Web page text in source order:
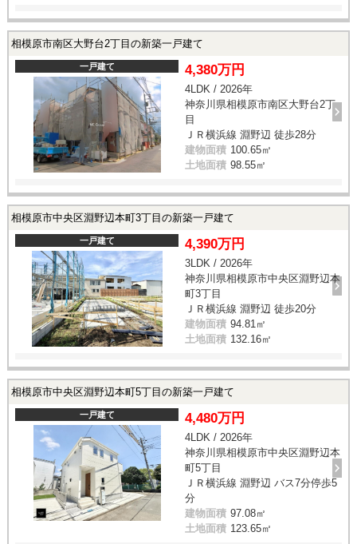
相模原市南区大野台2丁目の新築一戸建て
一戸建て 4,380万円
4LDK / 2026年
神奈川県相模原市南区大野台2丁
目
ＪＲ横浜線 淵野辺 徒歩28分
建物面積 100.65㎡
土地面積 98.55㎡
相模原市中央区淵野辺本町3丁目の新築一戸建て
一戸建て 4,390万円
3LDK / 2026年
神奈川県相模原市中央区淵野辺本
町3丁目
ＪＲ横浜線 淵野辺 徒歩20分
建物面積 94.81㎡
土地面積 132.16㎡
相模原市中央区淵野辺本町5丁目の新築一戸建て
一戸建て 4,480万円
4LDK / 2026年
神奈川県相模原市中央区淵野辺本
町5丁目
ＪＲ横浜線 淵野辺 バス7分停歩5
分
建物面積 97.08㎡
土地面積 123.65㎡